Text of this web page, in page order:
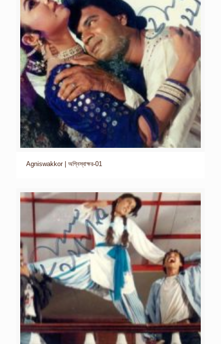
Agniswakkor | অগ্নিস্বাক্ষর-01